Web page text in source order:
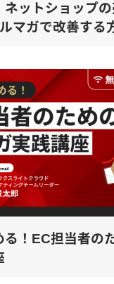
ネットショップ
マガで改善する
る！EC担当者の